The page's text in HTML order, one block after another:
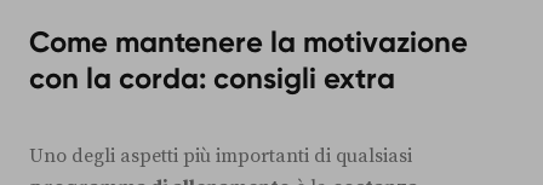
Come mantenere la motivazione
con la corda: consigli extra
Uno degli aspetti più importanti di qualsiasi